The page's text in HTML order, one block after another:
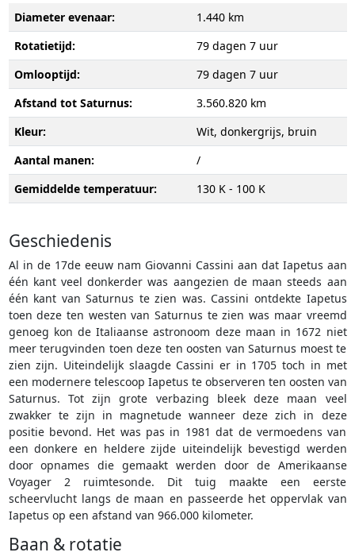
Diameter evenaar:
1.440 km
Rotatietijd:
79 dagen 7 uur
Omlooptijd:
79 dagen 7 uur
Afstand tot Saturnus:
3.560.820 km
Kleur:
Wit, donkergrijs, bruin
Aantal manen:
/
Gemiddelde temperatuur:
130 K - 100 K
Geschiedenis
Al in de 17de eeuw nam Giovanni Cassini aan dat Iapetus aan
één kant veel donkerder was aangezien de maan steeds aan
één kant van Saturnus te zien was. Cassini ontdekte Iapetus
toen deze ten westen van Saturnus te zien was maar vreemd
genoeg kon de Italiaanse astronoom deze maan in 1672 niet
meer terugvinden toen deze ten oosten van Saturnus moest te
zien zijn. Uiteindelijk slaagde Cassini er in 1705 toch in met
een modernere telescoop Iapetus te observeren ten oosten van
Saturnus. Tot zijn grote verbazing bleek deze maan veel
zwakker te zijn in magnetude wanneer deze zich in deze
positie bevond. Het was pas in 1981 dat de vermoedens van
een donkere en heldere zijde uiteindelijk bevestigd werden
door opnames die gemaakt werden door de Amerikaanse
Voyager 2 ruimtesonde. Dit tuig maakte een eerste
scheervlucht langs de maan en passeerde het oppervlak van
Iapetus op een afstand van 966.000 kilometer.
Baan & rotatie